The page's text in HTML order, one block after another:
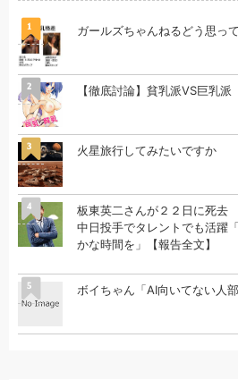
1 ガールズちゃんねるどう思っ
2 【徹底討論】貧乳派VS巨乳派
3 火星旅行してみたいですか
4
板東英二さんが２２日に死
中日投手でタレントでも活躍
かな時間を」【報告全文】
5 ボイちゃん「AI向いてない人部